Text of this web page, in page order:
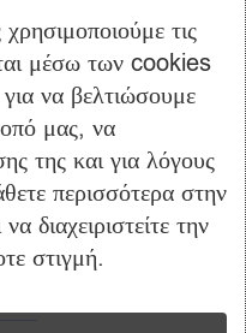
Αποστολής
Προϊόντων
τις
μέσω των cookies
να βελτιώσουμε
μας, να
της και για λόγους
περισσότερα στην
διαχειριστείτε την
στιγμή.